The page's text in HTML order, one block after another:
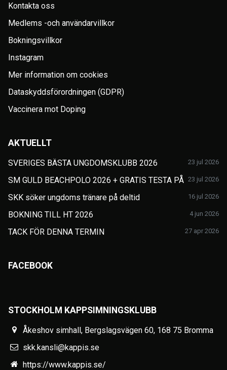
Kontakta oss
Medlems -och användarvillkor
Bokningsvillkor
Instagram
Mer information om cookies
Dataskyddsförordningen (GDPR)
Vaccinera mot Doping
AKTUELLT
SVERIGES BÄSTA UNGDOMSKLUBB 2026 23 jul 2026
SM GULD BEACHPOLO 2026 + GRATIS TESTA PÅ 23 jul 2026
SKK söker ungdoms tränare på deltid 16 jul 2026
BOKNING TILL HT 2026 4 jun 2026
TACK FÖR DENNA TERMIN 27 apr 2026
FACEBOOK
STOCKHOLM KAPPSIMNINGSKLUBB
Åkeshov simhall, Bergslagsvägen 60, 168 75 Bromma
skk.kansli@kappis.se
https://www.kappis.se/